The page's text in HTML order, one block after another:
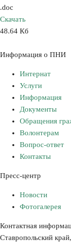
.doc
Скачать
48.64 Кб
Информация о ПНИ
Интернат
Услуги
Информация
Документы
Обращения
Волонтерам
Вопрос-ответ
Контакты
Пресс-центр
Новости
Фотогалерея
Контактная
Ставропольский